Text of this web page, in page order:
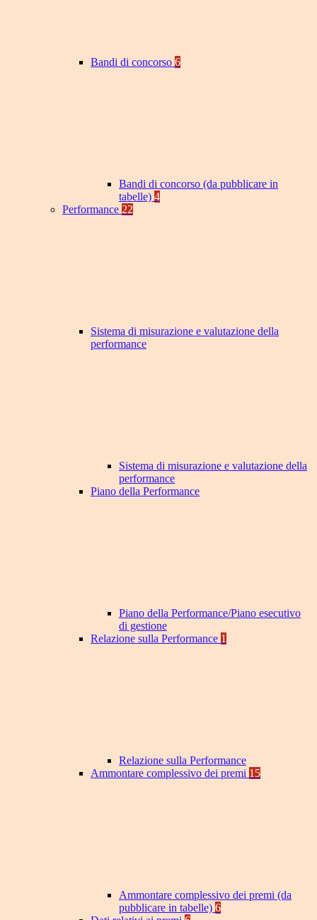
Bandi di concorso 6
Bandi di concorso (da pubblicare in
tabelle) 4
Performance 22
Sistema di misurazione e valutazione della
performance
Sistema di misurazione e valutazione della
performance
Piano della Performance
Piano della Performance/Piano esecutivo
di gestione
Relazione sulla Performance 1
Relazione sulla Performance
Ammontare complessivo dei premi 15
Ammontare complessivo dei premi (da
pubblicare in tabelle) 6